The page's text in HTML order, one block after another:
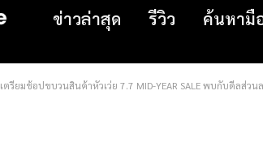
ข่าวล่าสุด รีวิว ค้นหามื
เตรียมช้อปขบวนสินค้าหัวเว่ย 7.7 MID-YEAR SALE พบกับดีลส่